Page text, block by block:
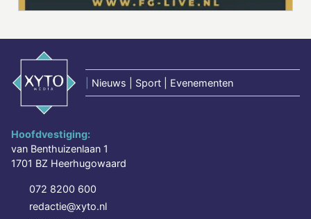
Nieuws | Sport | Evenementen
Hoofdvestiging:
van Benthuizenlaan 1
1701 BZ Heerhugowaard
072 8200 600
redactie@xyto.nl